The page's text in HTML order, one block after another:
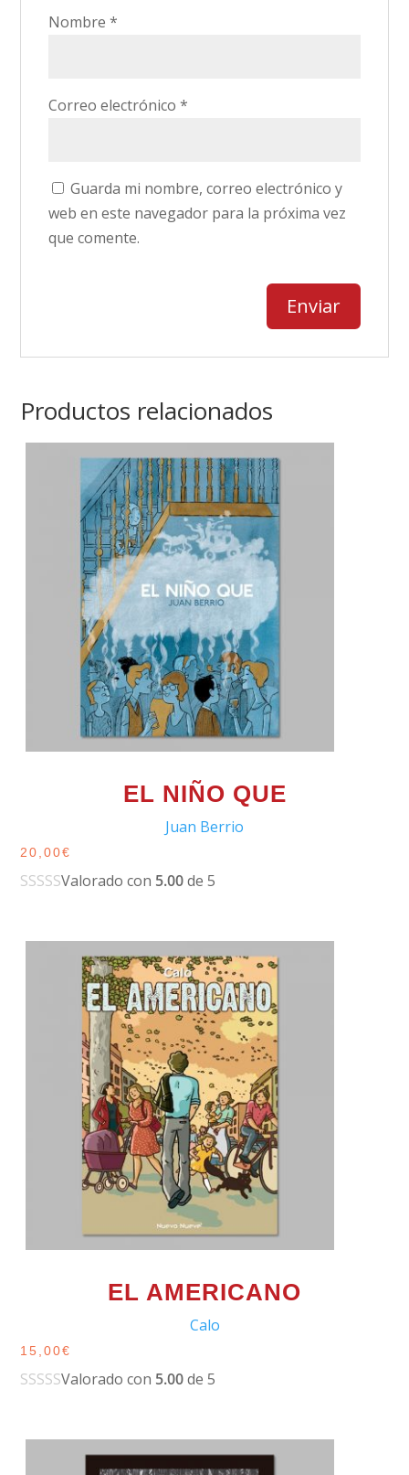
Nombre*
Correo electrónico*
Guarda mi nombre, correo electrónico y
web en este navegador para la próxima vez
que comente.
Productos relacionados
EL NIÑO QUE
Juan Berrio
20,00€
Valorado con 5.00de 5
EL AMERICANO
Calo
15,00€
Valorado con 5.00de 5